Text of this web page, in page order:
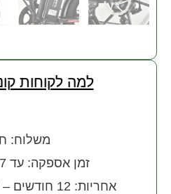
למה לקוחות
משלוח:
זמן אספקה: עד 7 ימי עסקים.
אחריות: 12 חודשים – ע"י היבואן רשמי.